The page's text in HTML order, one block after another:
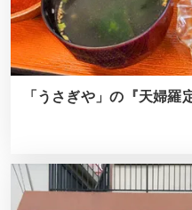
「うさぎや」の『天婦羅